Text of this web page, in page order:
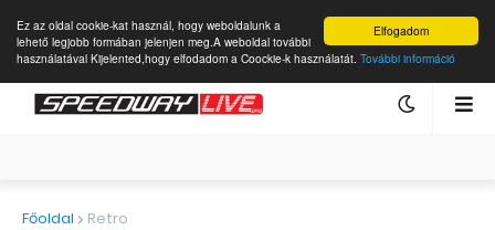
Elfogadom
Ez az oldal cookie-kat használ, hogy weboldalunk a
lehető legjobb formában jelenjen meg.A weboldal további
használatával Kijelented,hogy elfodadom a Coockie-k használatát. További információ
Főoldal Retro